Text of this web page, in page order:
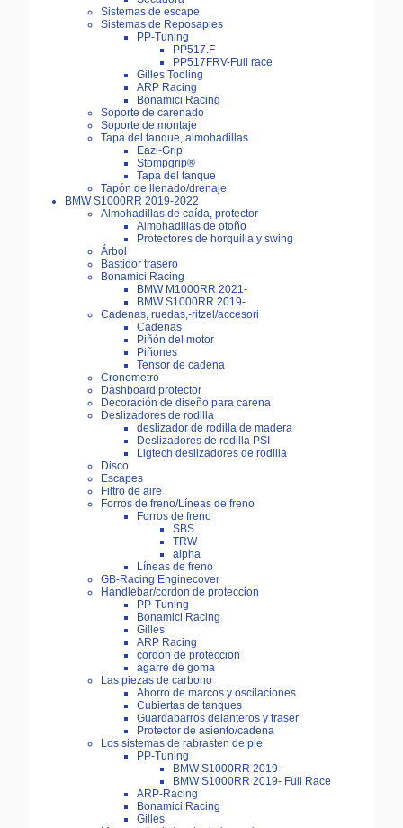
Sistemas de escape
Sistemas de Reposapies
PP-Tuning
PP517.F
PP517FRV-Full race
Gilles Tooling
ARP Racing
Bonamici Racing
Soporte de carenado
Soporte de montaje
Tapa del tanque, almohadillas
Eazi-Grip
Stompgrip®
Tapa del tanque
Tapón de llenado/drenaje
BMW S1000RR 2019-2022
Almohadillas de caída, protector
Almohadillas de otoño
Protectores de horquilla y swing
Árbol
Bastidor trasero
Bonamici Racing
BMW M1000RR 2021-
BMW S1000RR 2019-
Cadenas, ruedas,-ritzel/accesori
Cadenas
Piñón del motor
Piñones
Tensor de cadena
Cronometro
Dashboard protector
Decoración de diseño para carena
Deslizadores de rodilla
deslizador de rodilla de madera
Deslizadores de rodilla PSI
Ligtech deslizadores de rodilla
Disco
Escapes
Filtro de aire
Forros de freno/Líneas de freno
Forros de freno
SBS
TRW
alpha
Líneas de freno
GB-Racing Enginecover
Handlebar/cordon de proteccion
PP-Tuning
Bonamici Racing
Gilles
ARP Racing
cordon de proteccion
agarre de goma
Las piezas de carbono
Ahorro de marcos y oscilaciones
Cubiertas de tanques
Guardabarros delanteros y traser
Protector de asiento/cadena
Los sistemas de rabrasten de pie
PP-Tuning
BMW S1000RR 2019-
BMW S1000RR 2019- Full Race
ARP-Racing
Bonamici Racing
Gilles